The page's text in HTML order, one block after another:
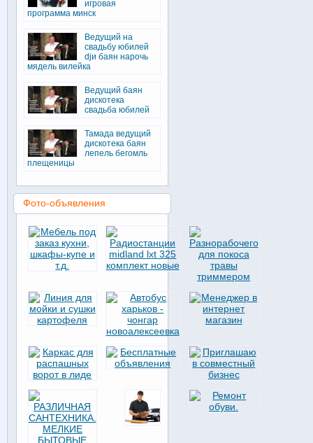
игровая
программа минск
Ведущий на
свадьбу юбилей
djи баян нарочь
мядель вилейка
Ведущий баян
дискотека
свадьба юбилей
Тамада ведущий
дискотека баян
лепель бегомль
плещеницы
Фото-объявления